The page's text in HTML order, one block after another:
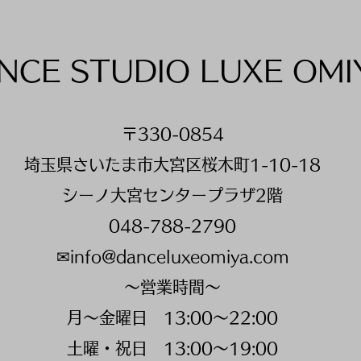
STUDIO LUXE
〒330-0854
埼玉県さいたま市大宮区桜木町1-10-18
​シーノ大宮センタープラザ2階
048-788-2790
✉info@danceluxeomiya.com
～営業時間～
月～金曜日 13:00～22:00
土曜・祝日 13:00～19:00